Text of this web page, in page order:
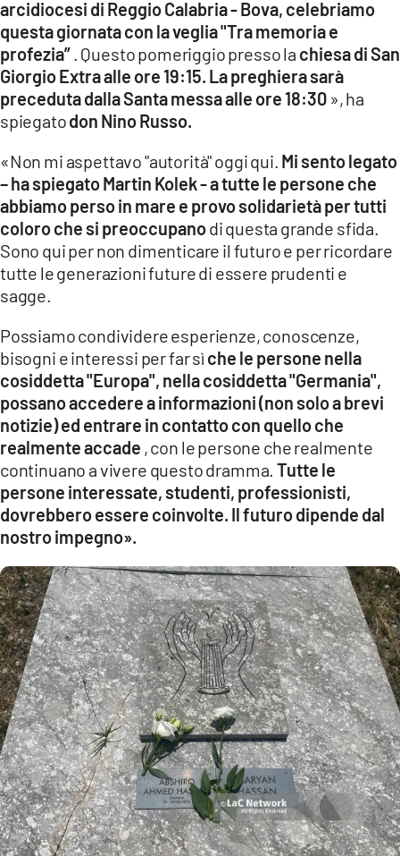
arcidiocesi di Reggio Calabria - Bova, celebriamo
questa giornata con la veglia "Tra memoria e
profezia” . Questo pomeriggio presso la chiesa di San
Giorgio Extra alle ore 19:15. La preghiera sarà
preceduta dalla Santa messa alle ore 18:30 », ha
spiegatodon Nino Russo.
«Non mi aspettavo "autorità" oggi qui. Mi sento legato
– ha spiegato Martin Kolek - a tutte le persone che
abbiamo perso in mare e provo solidarietà per tutti
coloro che si preoccupanodi questa grande sfida.
Sono qui per non dimenticare il futuro e per ricordare
tutte le generazioni future di essere prudenti e
sagge.
Possiamo condividere esperienze, conoscenze,
bisogni e interessi per far sì che le persone nella
cosiddetta "Europa", nella cosiddetta "Germania",
possano accedere a informazioni (non solo a brevi
notizie) ed entrare in contatto con quello che
realmente accade , con le persone che realmente
continuano a vivere questo dramma.Tutte le
persone interessate, studenti, professionisti,
dovrebbero essere coinvolte. Il futuro dipende dal
nostro impegno».